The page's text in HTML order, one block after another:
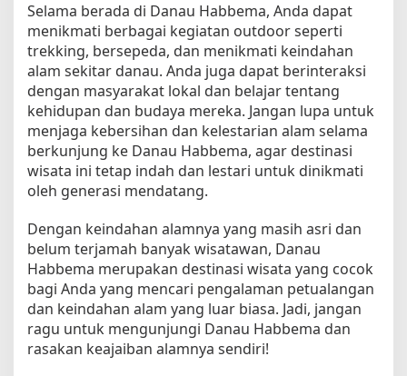
Selama berada di Danau Habbema, Anda dapat
menikmati berbagai kegiatan outdoor seperti
trekking, bersepeda, dan menikmati keindahan
alam sekitar danau. Anda juga dapat berinteraksi
dengan masyarakat lokal dan belajar tentang
kehidupan dan budaya mereka. Jangan lupa untuk
menjaga kebersihan dan kelestarian alam selama
berkunjung ke Danau Habbema, agar destinasi
wisata ini tetap indah dan lestari untuk dinikmati
oleh generasi mendatang.
Dengan keindahan alamnya yang masih asri dan
belum terjamah banyak wisatawan, Danau
Habbema merupakan destinasi wisata yang cocok
bagi Anda yang mencari pengalaman petualangan
dan keindahan alam yang luar biasa. Jadi, jangan
ragu untuk mengunjungi Danau Habbema dan
rasakan keajaiban alamnya sendiri!